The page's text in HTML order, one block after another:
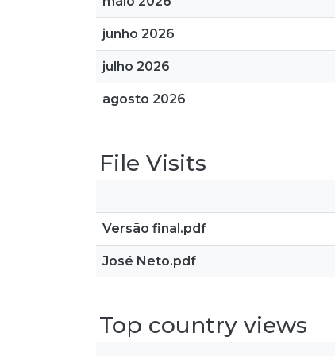
junho 2026
julho 2026
agosto 2026
File Visits
Versão final.pdf
José Neto.pdf
Top country views